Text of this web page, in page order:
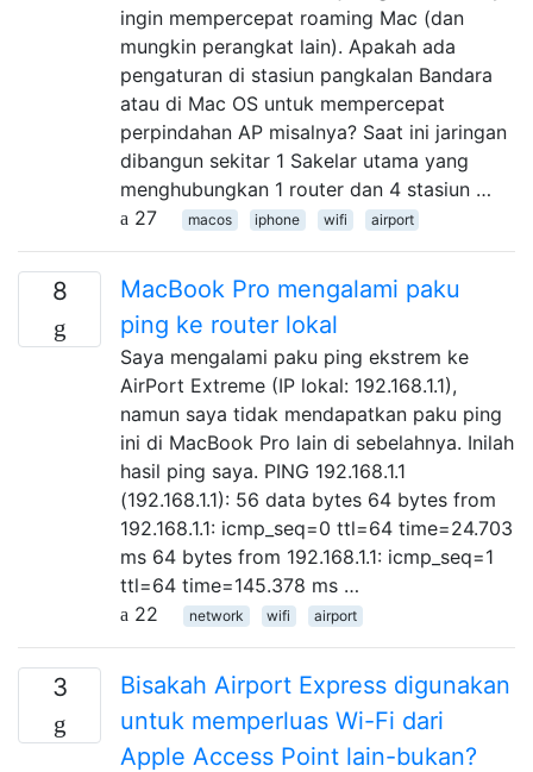
ingin mempercepat roaming Mac (dan
mungkin perangkat lain). Apakah ada
pengaturan di stasiun pangkalan Bandara
atau di Mac OS untuk mempercepat
perpindahan AP misalnya? Saat ini jaringan
dibangun sekitar 1 Sakelar utama yang
menghubungkan 1 router dan 4 stasiun …
27
macos iphone wifi airport
8
MacBook Pro mengalami paku
ping ke router lokal
Saya mengalami paku ping ekstrem ke
AirPort Extreme (IP lokal: 192.168.1.1),
namun saya tidak mendapatkan paku ping
ini di MacBook Pro lain di sebelahnya. Inilah
hasil ping saya. PING 192.168.1.1
(192.168.1.1): 56 data bytes 64 bytes from
192.168.1.1: icmp_seq=0 ttl=64 time=24.703
ms 64 bytes from 192.168.1.1: icmp_seq=1
ttl=64 time=145.378 ms …
22
network wifi airport
3
Bisakah Airport Express digunakan
untuk memperluas Wi-Fi dari
Apple Access Point lain-bukan?